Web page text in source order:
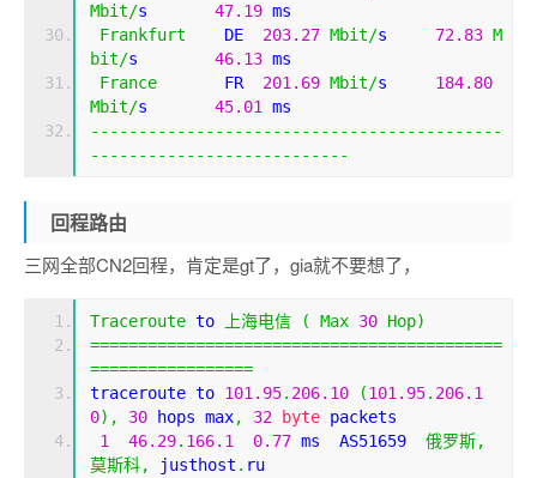
Mbit/s 47.19 ms
Frankfurt
    DE
203.27 Mbit/s 72.83 M
bit/s 46.13 ms
France
       FR
201.69 Mbit/s 184.80
Mbit/s 45.01
ms
-------------------------------------------
---------------------------
回程路由
三网全部CN2回程，肯定是gt了，gia就不要想了，
Traceroute to 上海电信 ( Max 30 Hop)
===========================================
=================
traceroute to 101.95. 206.10 (101.95. 206.1
0), 30 hops max, 32 byte packets
1
46.29. 166.1 0.77 ms  AS51659 俄罗斯,
莫斯科,
justhost . ru